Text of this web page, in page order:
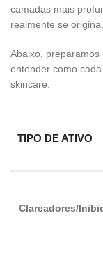
camadas mais
realmente se origina.
Abaixo,
entender como
skincare:
TIPO DE ATIVO
Clareadores/